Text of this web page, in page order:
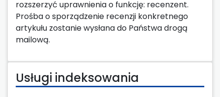
rozszerzyć uprawnienia o funkcję: recenzent.
Prośba o sporządzenie recenzji konkretnego
artykułu zostanie wysłana do Państwa drogą
mailową.
Usługi indeksowania